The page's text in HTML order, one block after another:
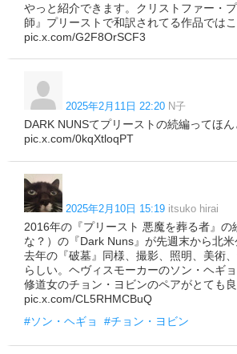
やっと紹介できます。クリストファー・
師』プリーストで和訳されてる作品では
pic.x.com/G2F8OrSCF3
2025年2月11日 22:20 N子
DARK NUNSてプリーストの続編ってほん
pic.x.com/0kqXtloqPT
2025年2月10日 15:19 itsuko hirai
2016年の『プリースト 悪魔を葬る者』の
な？）の『Dark Nuns』が先週末から北米
去年の『破墓』同様、撮影、照明、美術
らしい。ヘヴィスモーカーのソン・ヘギ
修道女のチョン・ヨビンのペアがとても
pic.x.com/CL5RHMCBuQ
#ソン・ヘギョ
#チョン・ヨビン